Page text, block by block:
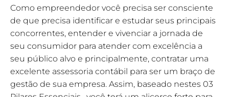
Como empreendedor você precisa ser consciente
de que precisa identificar e estudar seus principais
concorrentes, entender e vivenciar a jornada de
seu consumidor para atender com excelência a
seu público alvo e principalmente, contratar uma
excelente assessoria contábil para ser um braço de
gestão de sua empresa. Assim, baseado nestes 03